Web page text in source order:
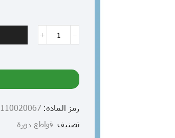
رمز المادة: 110020067
تصنيف قواطع دورة